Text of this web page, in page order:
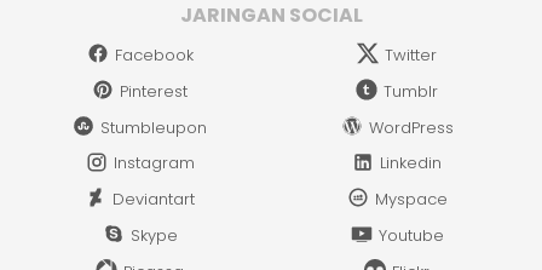
JARINGAN SOCIAL
Facebook
Twitter
Pinterest
Tumblr
Stumbleupon
WordPress
Instagram
Linkedin
Deviantart
Myspace
Skype
Youtube